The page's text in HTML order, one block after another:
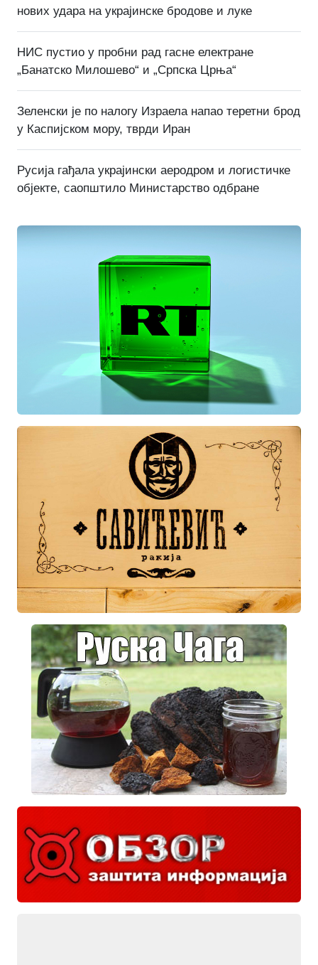
нових удара на украјинске бродове и луке
НИС пустио у пробни рад гасне електране
„Банатско Милошево“ и „Српска Црња“
Зеленски је по налогу Израела напао теретни брод
у Каспијском мору, тврди Иран
Русија гађала украјински аеродром и логистичке
објекте, саопштило Министарство одбране